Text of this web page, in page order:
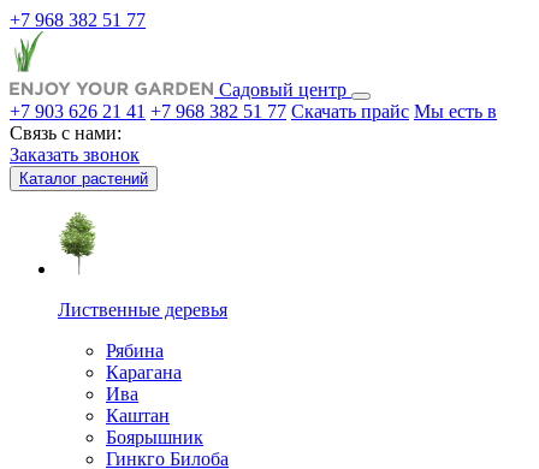
+7 968 382 51 77
Садовый центр
+7 903 626 21 41 +7 968 382 51 77 Скачать прайс Мы есть в
Связь с нами:
Заказать звонок
Каталог растений
Лиственные деревья
Рябина
Карагана
Ива
Каштан
Боярышник
Гинкго Билоба